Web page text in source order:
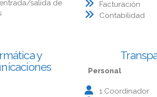
salida de
Facturación
Contabilidad
y
Personal
1 Coordinador